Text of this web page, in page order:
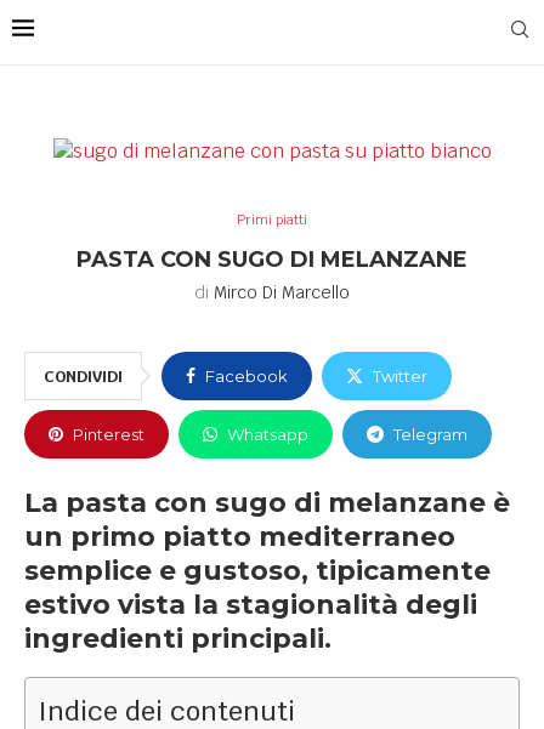
Primi piatti
PASTA CON SUGO DI MELANZANE
di Mirco Di Marcello
CONDIVIDI Facebook Twitter
Pinterest Whatsapp Telegram
La pasta con sugo di melanzane è
un primo piatto mediterraneo
semplice e gustoso, tipicamente
estivo vista la stagionalità degli
ingredienti principali.
Indice dei contenuti